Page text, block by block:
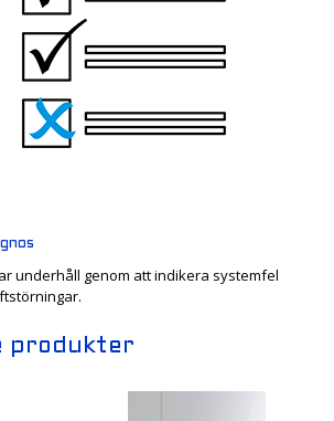
underhåll genom att indikera systemfel
produkter